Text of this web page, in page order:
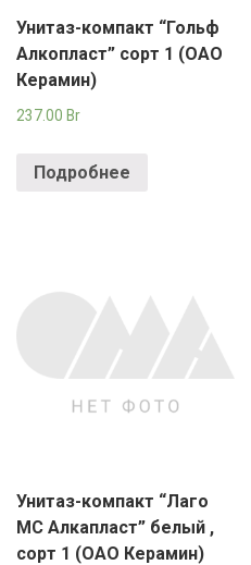
Унитаз-компакт “Гольф
Алкопласт” сорт 1 (ОАО
Керамин)
237.00 Br
Подробнее
Унитаз-компакт “Лаго
МС Алкапласт” белый ,
сорт 1 (ОАО Керамин)